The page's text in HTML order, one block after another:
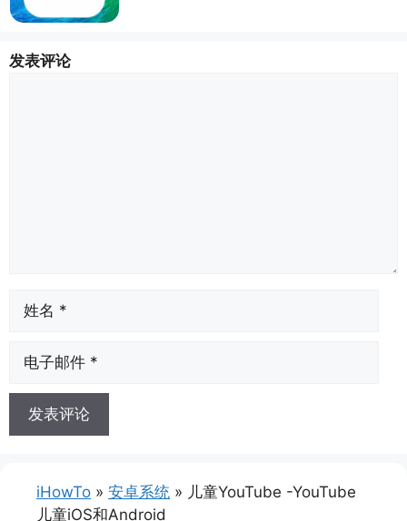
发表评论
邮
iHowTo » 安卓系统 » 儿童YouTube -YouTube
儿童iOS和Android